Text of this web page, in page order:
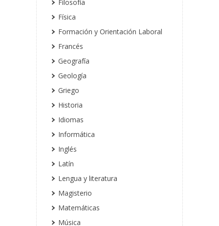
Filosofía
Física
Formación y Orientación Laboral
Francés
Geografía
Geología
Griego
Historia
Idiomas
Informática
Inglés
Latín
Lengua y literatura
Magisterio
Matemáticas
Música